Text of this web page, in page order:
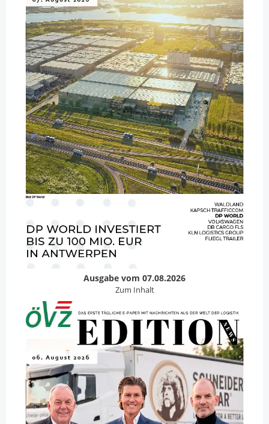
Ausgabe vom 07.08.2026
Zum Inhalt